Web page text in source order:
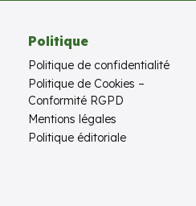
Politique
Politique de confidentialité
Politique de Cookies –
Conformité RGPD
Mentions légales
Politique éditoriale